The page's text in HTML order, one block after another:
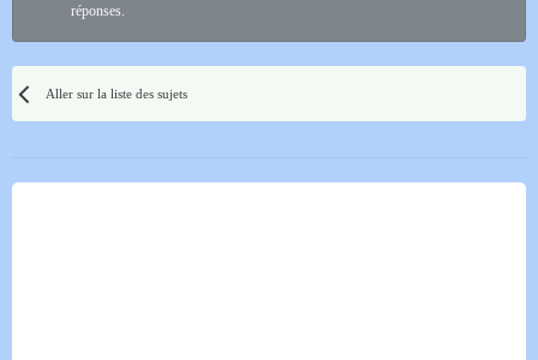
réponses.
Aller sur la liste des sujets